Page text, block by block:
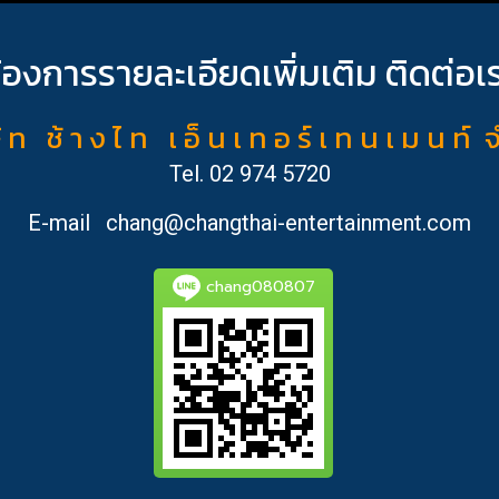
งการรายละเอียดเพิ่มเติม ติดต่อเ
ท ช้ า ง ไ ท เ อ็ น เ ท อ ร์ เ ท น เ ม น ท์
Tel. 02 974 5720
E-mail
chang@changthai-entertainment.com
chang080807